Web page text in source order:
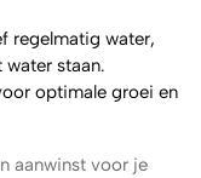
regelmatig water,
staan.
optimale groei en
aanwinst voor je